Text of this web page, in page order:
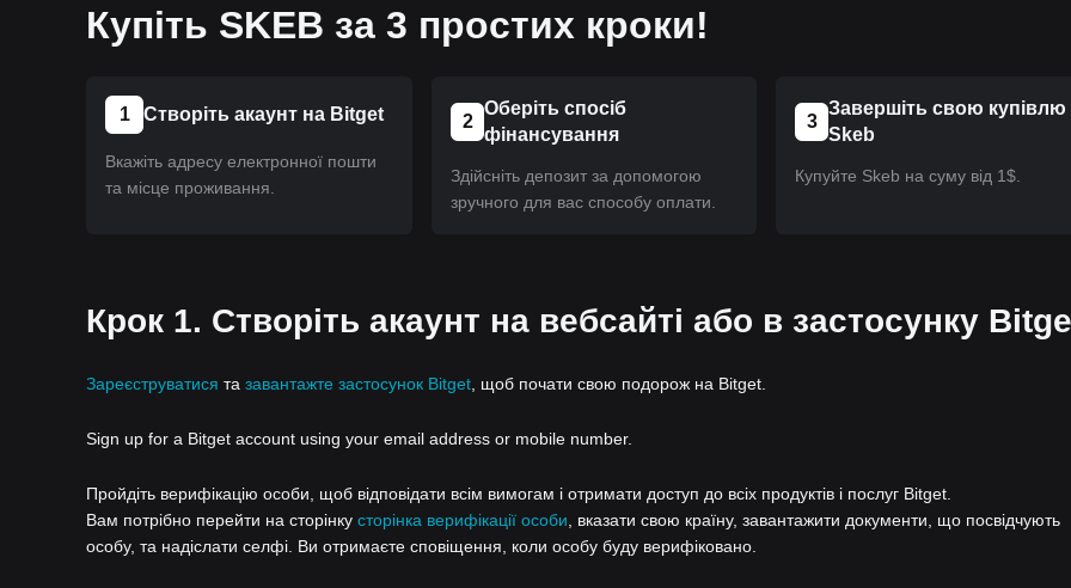
Купіть SKEB за 3 простих кроки!
1 Створіть акаунт на Bitget
Вкажіть адресу електронної пошти
та місце проживання.
2
Оберіть спосіб
фінансування
Здійсніть депозит за допомогою
зручного для вас способу оплати.
3
Завершіть свою купівлю
Skeb
Купуйте Skeb на суму від 1$.
Крок 1. Створіть акаунт на вебсайті або в застосунку
Зареєструватися та завантажте застосунок Bitget , щоб почати свою подорож на Bitget.
Sign up for a Bitget account using your email address or mobile number.
Пройдіть верифікацію особи, щоб відповідати всім вимогам і отримати доступ до всіх продуктів і послуг Bitget.
Вам потрібно перейти на сторінку сторінка верифікації особи , вказати свою країну, завантажити документи, що посвідчують
особу, та надіслати селфі. Ви отримаєте сповіщення, коли особу буду верифіковано.